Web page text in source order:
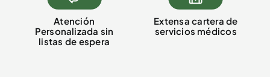
Atención
Personalizada sin
listas de espera
Extensa cartera de
servicios médicos